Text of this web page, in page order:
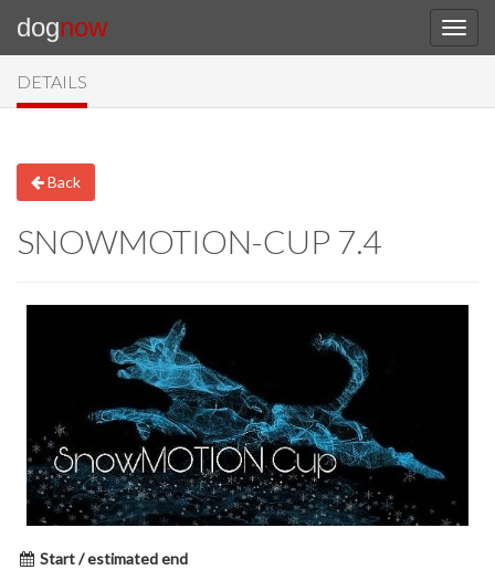
dognow
DETAILS
Back
SNOWMOTION-CUP 7.4
Start / estimated end